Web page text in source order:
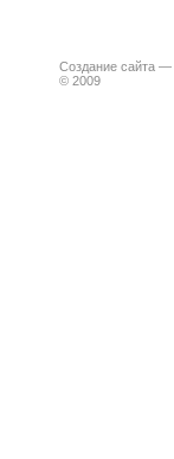
Создание сайта —
© 2009